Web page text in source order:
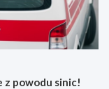
z powodu sinic!